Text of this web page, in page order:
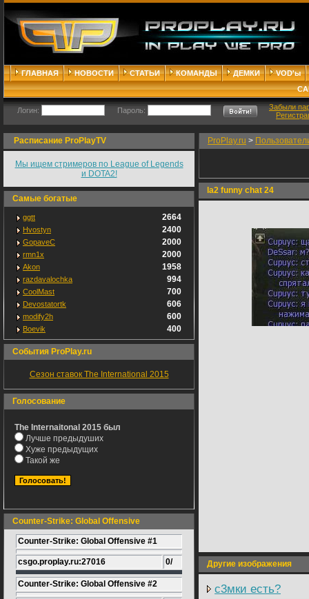
ГЛАВНАЯ НОВОСТИ СТАТЬИ КОМАНДЫ ДЕМКИ
VOD'ы
Логин: Пароль:
Забыли
Расписание ProPlayTV
Мы ищем стримеров по League of Legends
и DOTA2!
Самые богатые
ggtt 2664
Hvostyn 2400
GopaveC 2000
rmn1x 2000
Akon 1958
razdavalochka 994
CoolMast 700
Devostatortk 606
modify2h 600
Boevik 400
События ProPlay.ru
Сезон ставок The International 2015
Голосование
The Internaitonal 2015 был
Лучше предыдуших
Хуже предыдущих
Такой же
Counter-Strike: Global Offensive
Counter-Strike: Global Offensive #1
csgo.proplay.ru:27016 0/
Counter-Strike: Global Offensive #2
ProPlay.ru >
la2 funny chat 24
Другие изображения
с3мки есть?